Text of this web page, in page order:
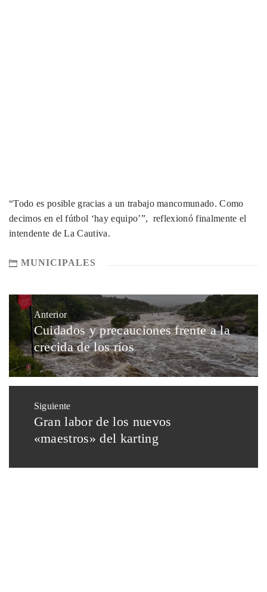
“Todo es posible gracias a un trabajo mancomunado. Como
decimos en el fútbol ‘hay equipo’”, reflexionó finalmente el
intendente de La Cautiva.
MUNICIPALES
Anterior
Cuidados y precauciones frente a la
crecida de los ríos
Siguiente
Gran labor de los nuevos
«maestros» del karting